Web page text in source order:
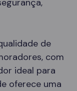
de
com
ideal para
oferece uma